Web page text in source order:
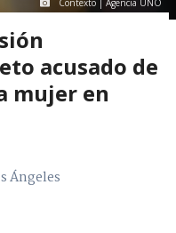
Contexto | Agencia UNO
acusado de
mujer en
Ángeles